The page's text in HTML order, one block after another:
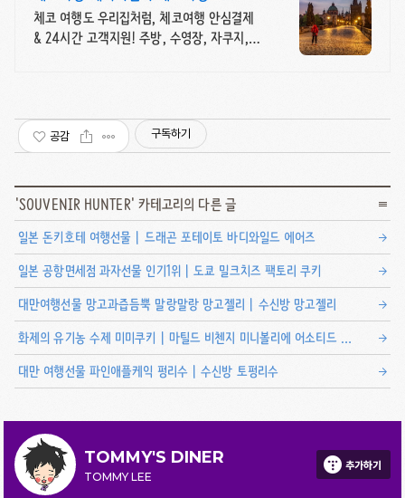
우리집처럼
체코 여행도 우리집처럼, 체코여행 안심결제
& 24시간 고객지원! 주방, 수영장, 자쿠지,
공감 구독하기
'SOUVENIR HUNTER' 카테고리의 다른 글
일본 돈키호테 여행선물 | 드래곤 포테이토 바디와일드 에어즈
일본 공항면세점 과자선물 인기1위 | 도쿄 밀크치즈 팩토리 쿠키
대만여행선물 망고과즙듬뿍 말랑말랑 망고젤리 | 수신방 망고젤리
화제의 유기농 수제 미미쿠키 | 마틸드 비첸지 미니볼리에 어소티드 패스트리
대만 여행선물 파인애플케익 펑리수 | 수신방 토펑리수
TOMMY'S DINER
TOMMY LEE
추가하기